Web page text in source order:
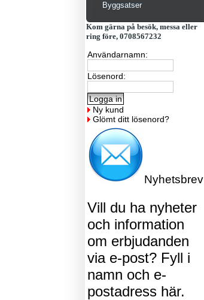
Byggsatser
Kom gärna på besök, messa eller
ring före, 0708567232
Användarnamn:
Lösenord:
Ny kund
Glömt ditt lösenord?
Nyhetsbrev
Vill du ha nyheter
och information
om erbjudanden
via e-post? Fyll i
namn och e-
postadress här.